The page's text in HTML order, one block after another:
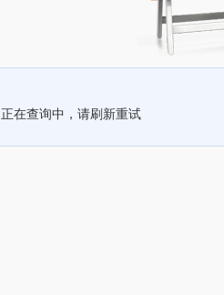
正在查询中，请刷新重试